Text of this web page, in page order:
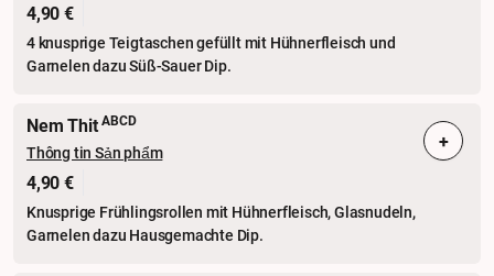
4,90 €
4 knusprige Teigtaschen gefüllt mit Hühnerfleisch und
Garnelen dazu Süß-Sauer Dip.
Nem ThitABCD
Thông tin Sản phẩm
4,90 €
Knusprige Frühlingsrollen mit Hühnerfleisch, Glasnudeln,
Garnelen dazu Hausgemachte Dip.
+